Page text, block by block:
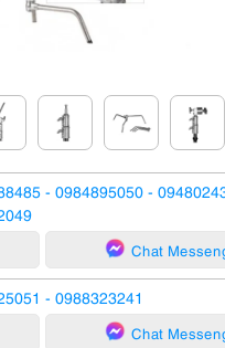
- 0984895050 -
Chat
- 0988323241
Chat